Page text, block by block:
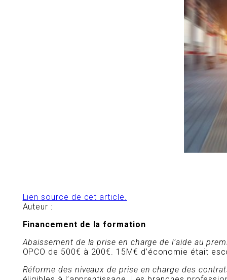
Lien source de cet article.
Auteur :
Financement de la formation
Abaissement de la prise en charge de l’aide au
OPCO de 500€ à 200€. 15M€ d’économie était
Réforme des niveaux de prise en charge des